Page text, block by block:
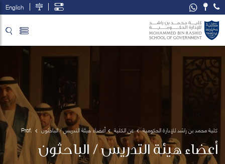
English
كلية محمد بن راشد للإدارة الحكومية عن الكلية أعضاء هيئة التدريس / الباحثون
Prof.
Melodena
Stephens
أعضاء هيئة التدريس / الباحثون